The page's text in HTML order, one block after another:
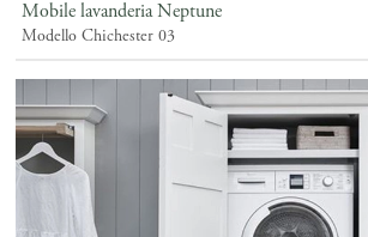
Mobile lavanderia Neptune
Modello Chichester 03